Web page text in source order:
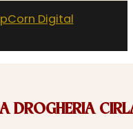
Digital
DROGHERIA